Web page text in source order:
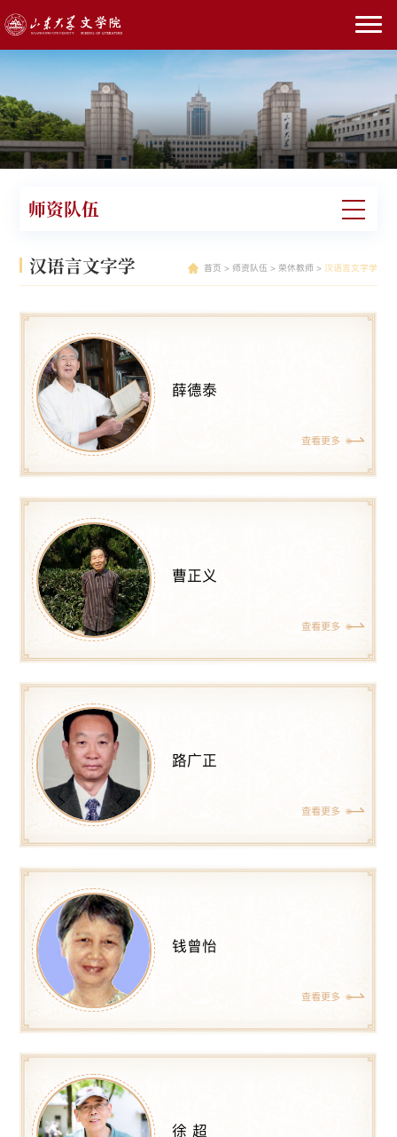
师资队伍
汉语言文字学 首页 > 师资队伍 > 荣休教师 > 汉语言文字学
薛德泰
查看更多
曹正义
查看更多
路广正
查看更多
钱曾怡
查看更多
徐 超